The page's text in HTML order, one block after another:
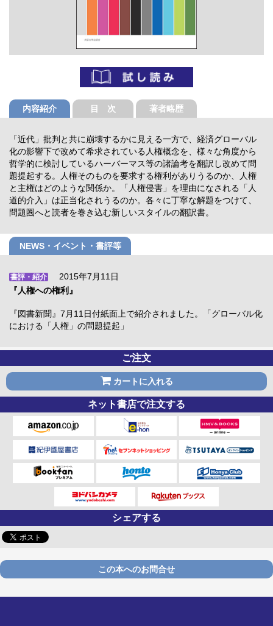
内容紹介 目 次 著者略歴
「近代」批判と共に崩壊するかに見える一方で、経済グローバル
化の影響下で改めて希求されている人権概念を、様々な角度から
哲学的に検討しているハーバーマス等の諸論考を翻訳し改めて問
題提起する。人権そのものを要求する権利がありうるのか、人権
と主権はどのような関係か。「人権侵害」を理由になされる「人
道的介入」は正当化されうるのか。各々に丁寧な解題をつけて、
問題圏へと読者を巻き込む新しいスタイルの翻訳書。
NEWS・イベント・書評等
書評・紹介
2015年7月11日
『人権への権利』
『図書新聞』7月11日付紙面上で紹介されました。「グローバル化
における「人権」の問題提起」
ご注文
カートに入れる
ネット書店で注文する
シェアする
この本へのお問合せ